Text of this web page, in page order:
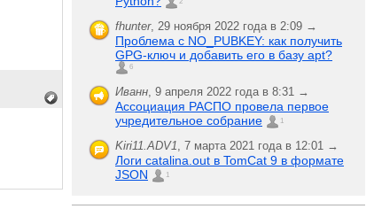
fhunter, 29 ноября 2022 года в 2:09 →
Проблема с NO_PUBKEY: как получить
GPG-ключ и добавить его в базу apt?
6
Иванн, 9 апреля 2022 года в 8:31 →
Ассоциация РАСПО провела первое
учредительное собрание
1
Kiri11.ADV1, 7 марта 2021 года в 12:01 →
Логи catalina.out в TomCat 9 в формате
JSON
1